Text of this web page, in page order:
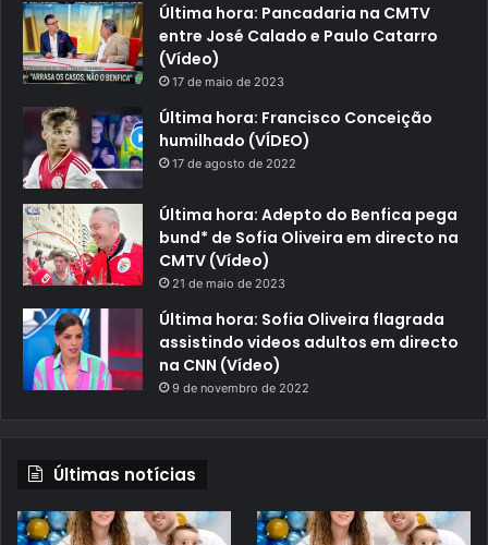
Última hora: Pancadaria na CMTV
entre José Calado e Paulo Catarro
(Vídeo)
17 de maio de 2023
Última hora: Francisco Conceição
humilhado (VÍDEO)
17 de agosto de 2022
Última hora: Adepto do Benfica pega
bund* de Sofia Oliveira em directo na
CMTV (Vídeo)
21 de maio de 2023
Última hora: Sofia Oliveira flagrada
assistindo videos adultos em directo
na CNN (Vídeo)
9 de novembro de 2022
Últimas notícias